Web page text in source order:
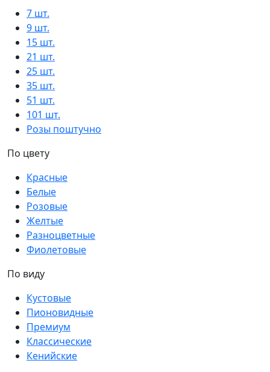
7 шт.
9 шт.
15 шт.
21 шт.
25 шт.
35 шт.
51 шт.
101 шт.
Розы поштучно
По цвету
Красные
Белые
Розовые
Желтые
Разноцветные
Фиолетовые
По виду
Кустовые
Пионовидные
Премиум
Классические
Кенийские